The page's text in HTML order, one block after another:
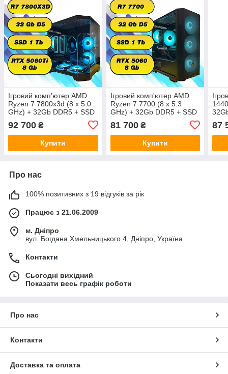
Ігровий комп'ютер AMD
Ryzen 7 7800x3d (8 x 5.0
GHz) + 32Gb DDR5 + SSD
92 700 ₴
Купити
Ігровий комп'ютер AMD
Ryzen 7 7700 (8 x 5.3
GHz) + 32Gb DDR5 + SSD
1000 Gb + RTX 5060 8Gb
81 700₴
Купити
87
Про нас
100% позитивних з 19 відгуків за рік
Працює з 21.06.2009
м. Дніпро
вул. Богдана Хмельницького 4, Дніпро, Україна
Контакти
Сьогодні вихідний
Показати весь графік роботи
Про нас
Контакти
Доставка та оплата